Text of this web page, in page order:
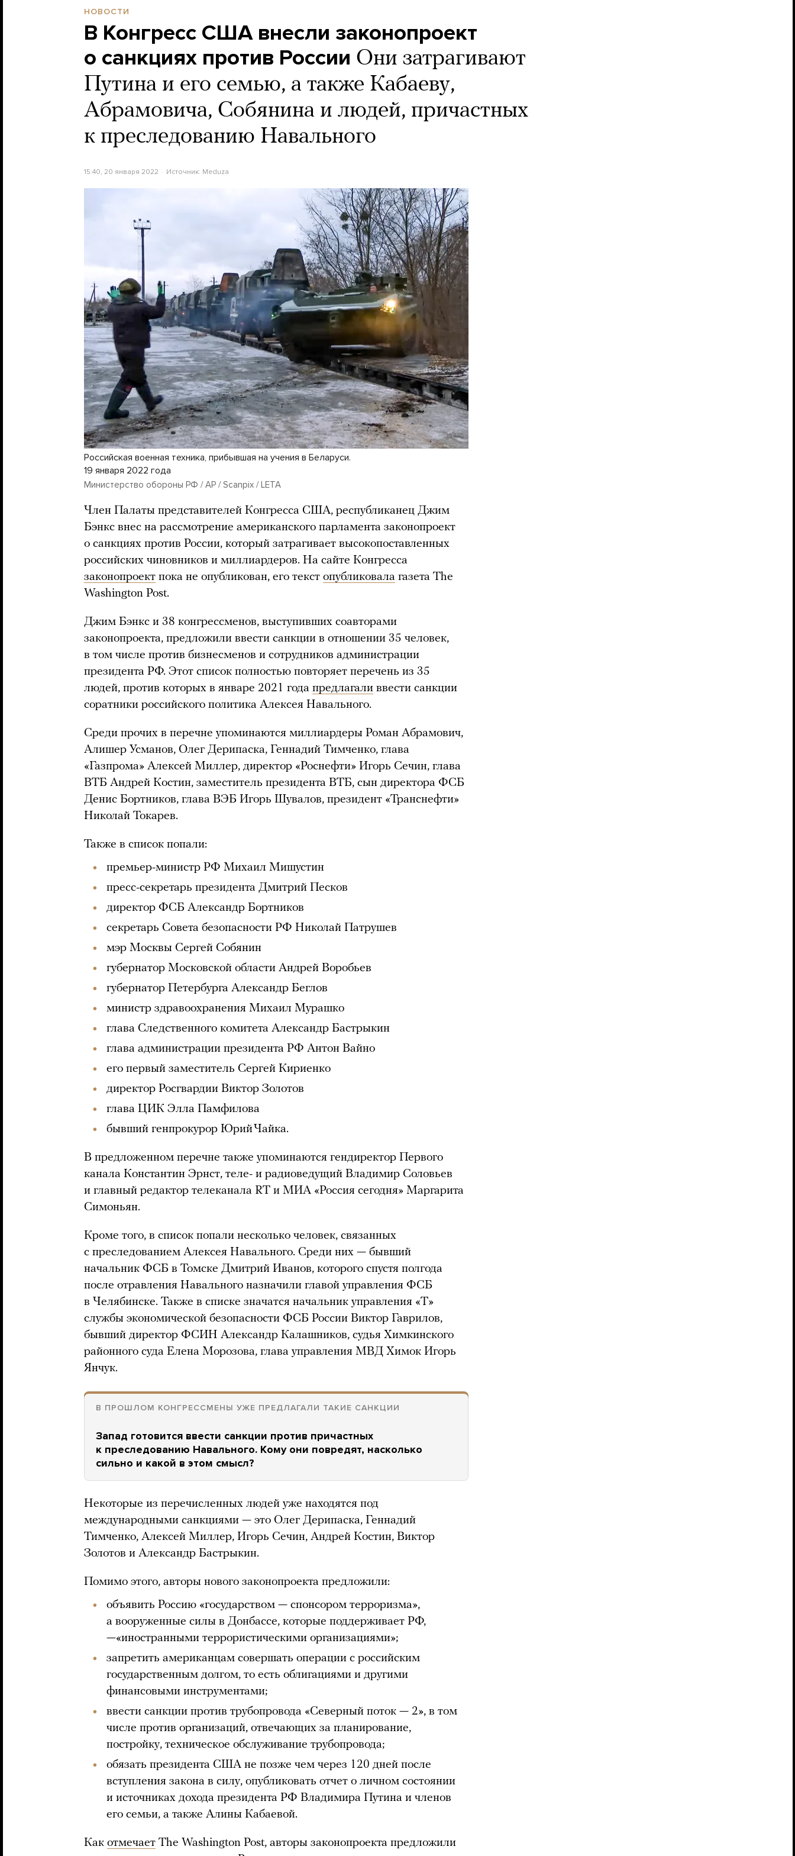
НОВОСТИ
В Конгресс США внесли законопроект
о санкциях против России Они затрагивают
Путина и его семью, а также Кабаеву,
Абрамовича, Собянина и людей, причастных
к преследованию Навального
15:40, 20 января 2022 Источник: Meduza
Российская военная техника, прибывшая на учения в Беларуси.
19 января 2022 года
Министерство обороны РФ / AP / Scanpix / LETA
Член Палаты представителей Конгресса США, республиканец Джим
Бэнкс внес на рассмотрение американского парламента законопроект
о санкциях против России, который затрагивает высокопоставленных
российских чиновников и миллиардеров. На сайте Конгресса
законопроект пока не опубликован, его текст опубликовала газета The
Washington Post.
Джим Бэнкс и 38 конгрессменов, выступивших соавторами
законопроекта, предложили ввести санкции в отношении 35 человек,
в том числе против бизнесменов и сотрудников администрации
президента РФ. Этот список полностью повторяет перечень из 35
людей, против которых в январе 2021 года предлагали ввести санкции
соратники российского политика Алексея Навального.
Среди прочих в перечне упоминаются миллиардеры Роман Абрамович,
Алишер Усманов, Олег Дерипаска, Геннадий Тимченко, глава
«Газпрома» Алексей Миллер, директор «Роснефти» Игорь Сечин, глава
ВТБ Андрей Костин, заместитель президента ВТБ, сын директора ФСБ
Денис Бортников, глава ВЭБ Игорь Шувалов, президент «Транснефти»
Николай Токарев.
Также в список попали:
премьер-министр РФ Михаил Мишустин
пресс-секретарь президента Дмитрий Песков
директор ФСБ Александр Бортников
секретарь Совета безопасности РФ Николай Патрушев
мэр Москвы Сергей Собянин
губернатор Московской области Андрей Воробьев
губернатор Петербурга Александр Беглов
министр здравоохранения Михаил Мурашко
глава Следственного комитета Александр Бастрыкин
глава администрации президента РФ Антон Вайно
его первый заместитель Сергей Кириенко
директор Росгвардии Виктор Золотов
глава ЦИК Элла Памфилова
бывший генпрокурор Юрий Чайка.
В предложенном перечне также упоминаются гендиректор Первого
канала Константин Эрнст, теле- и радиоведущий Владимир Соловьев
и главный редактор телеканала RT и МИА «Россия сегодня» Маргарита
Симоньян.
Кроме того, в список попали несколько человек, связанных
с преследованием Алексея Навального. Среди них — бывший
начальник ФСБ в Томске Дмитрий Иванов, которого спустя полгода
после отравления Навального назначили главой управления ФСБ
в Челябинске. Также в списке значатся начальник управления «Т»
службы экономической безопасности ФСБ России Виктор Гаврилов,
бывший директор ФСИН Александр Калашников, судья Химкинского
районного суда Елена Морозова, глава управления МВД Химок Игорь
Янчук.
В ПРОШЛОМ КОНГРЕССМЕНЫ УЖЕ ПРЕДЛАГАЛИ ТАКИЕ САНКЦИИ
Запад готовится ввести санкции против причастных
к преследованию Навального. Кому они повредят, насколько
сильно и какой в этом смысл?
Некоторые из перечисленных людей уже находятся под
международными санкциями — это Олег Дерипаска, Геннадий
Тимченко, Алексей Миллер, Игорь Сечин, Андрей Костин, Виктор
Золотов и Александр Бастрыкин.
Помимо этого, авторы нового законопроекта предложили:
объявить Россию «государством — спонсором терроризма»,
а вооруженные силы в Донбассе, которые поддерживает РФ,
—«иностранными террористическими организациями»;
запретить американцам совершать операции с российским
государственным долгом, то есть облигациями и другими
финансовыми инструментами;
ввести санкции против трубопровода «Северный поток — 2», в том
числе против организаций, отвечающих за планирование,
постройку, техническое обслуживание трубопровода;
обязать президента США не позже чем через 120 дней после
вступления закона в силу, опубликовать отчет о личном состоянии
и источниках дохода президента РФ Владимира Путина и членов
его семьи, а также Алины Кабаевой.
Как отмечает The Washington Post, авторы законопроекта предложили